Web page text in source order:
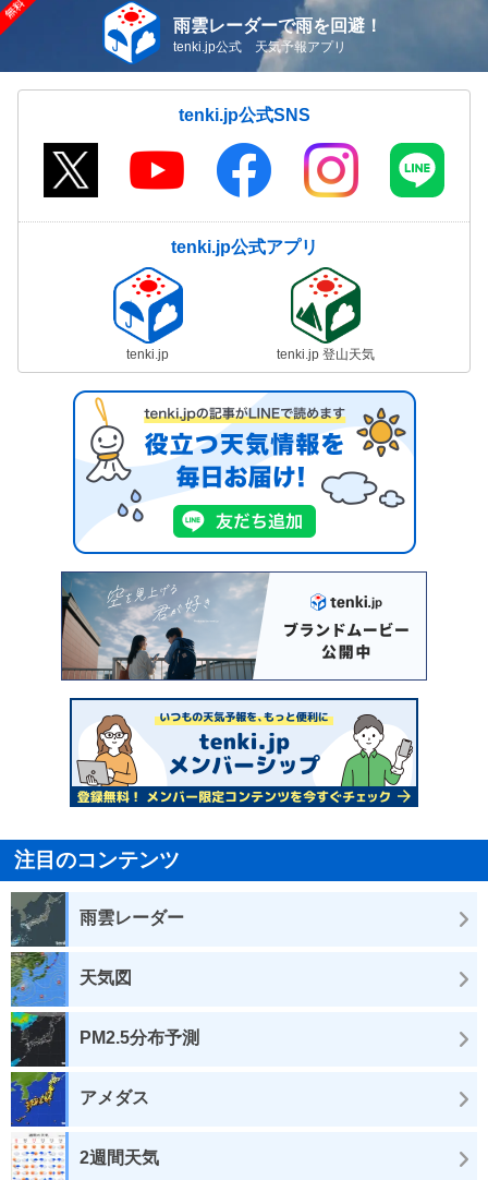
雨雲レーダーで雨を回避！
tenki.jp公式 天気予報アプリ
tenki.jp公式SNS
tenki.jp公式アプリ
tenki.jp tenki.jp 登山天気
注目のコンテンツ
雨雲レーダー
天気図
PM2.5分布予測
アメダス
2週間天気